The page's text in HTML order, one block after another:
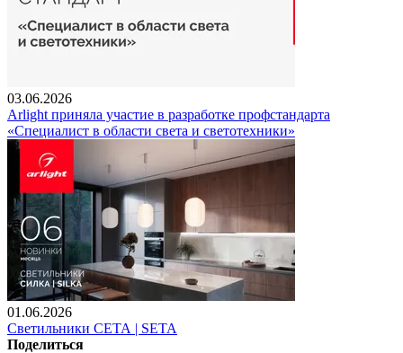
03.06.2026
Arlight приняла участие в разработке профстандарта
«Специалист в области света и светотехники»
01.06.2026
Светильники СЕТА | SETA
Поделиться